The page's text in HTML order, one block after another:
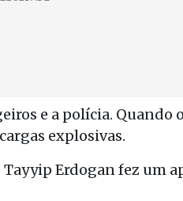
e a polícia. Quando
explosivas.
Erdogan fez um